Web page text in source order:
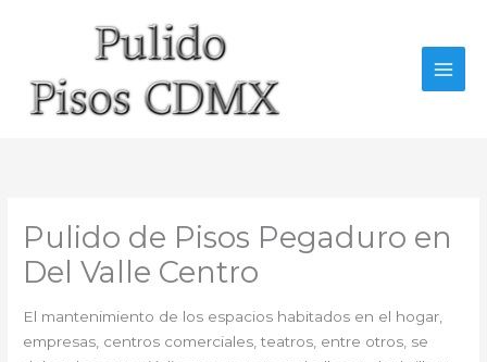
Pulido de Pisos Pegaduro en
Del Valle Centro
El mantenimiento de los espacios habitados en el hogar,
empresas, centros comerciales, teatros, entre otros, se